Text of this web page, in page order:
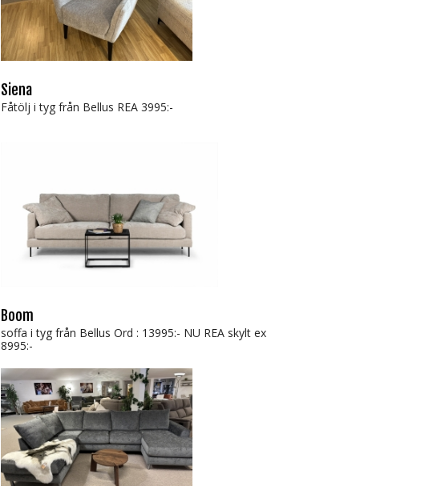
Siena
Fåtölj i tyg från Bellus REA 3995:-
Boom
soffa i tyg från Bellus Ord : 13995:- NU REA skylt ex
8995:-